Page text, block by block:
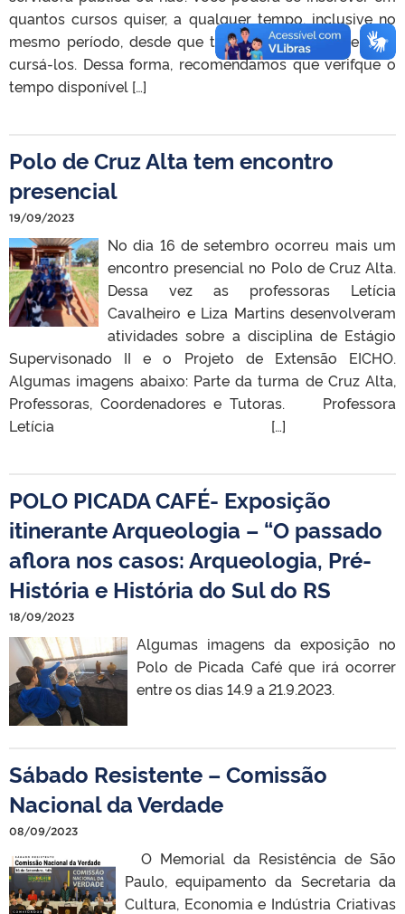
quantos cursos quiser, a qualquer tempo, inclusive no
mesmo período, desde que tenha disponibilidade para
cursá-los. Dessa forma, recomendamos que verifque o
tempo disponível […]
Polo de Cruz Alta tem encontro
presencial
19/09/2023
No dia 16 de setembro ocorreu mais um
encontro presencial no Polo de Cruz Alta.
Dessa vez as professoras Letícia
Cavalheiro e Liza Martins desenvolveram
atividades sobre a disciplina de Estágio
Supervisonado II e o Projeto de Extensão EICHO.
Algumas imagens abaixo: Parte da turma de Cruz Alta,
Professoras, Coordenadores e Tutoras. Professora
Letícia […]
POLO PICADA CAFÉ- Exposição
itinerante Arqueologia – “O passado
aflora nos casos: Arqueologia, Pré-
História e História do Sul do RS
18/09/2023
Algumas imagens da exposição no
Polo de Picada Café que irá ocorrer
entre os dias 14.9 a 21.9.2023.
Sábado Resistente – Comissão
Nacional da Verdade
08/09/2023
O Memorial da Resistência de São
Paulo, equipamento da Secretaria da
Cultura, Economia e Indústria Criativas